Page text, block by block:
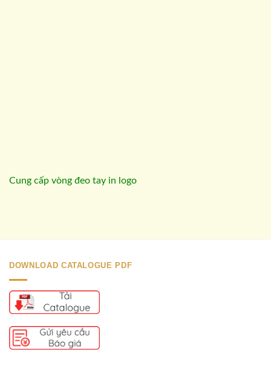
Cung cấp vòng đeo tay in logo
DOWNLOAD CATALOGUE PDF